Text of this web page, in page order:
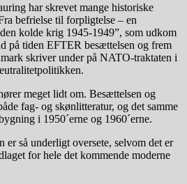
har skrevet mange historiske
befrielse til forpligtelse – en
kolde krig 1945-1949”, som udkom
på tiden EFTER besættelsen og frem
skriver under på NATO-traktaten i
meget lidt om. Besættelsen og
fag- og skønlitteratur, og det samme
i 1950´erne og 1960´erne.
er så underligt oversete, selvom det er
for hele det kommende moderne